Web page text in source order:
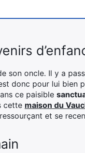
son oncle. Il y a
donc pour lui bien
ce paisible
cette maison du
et se